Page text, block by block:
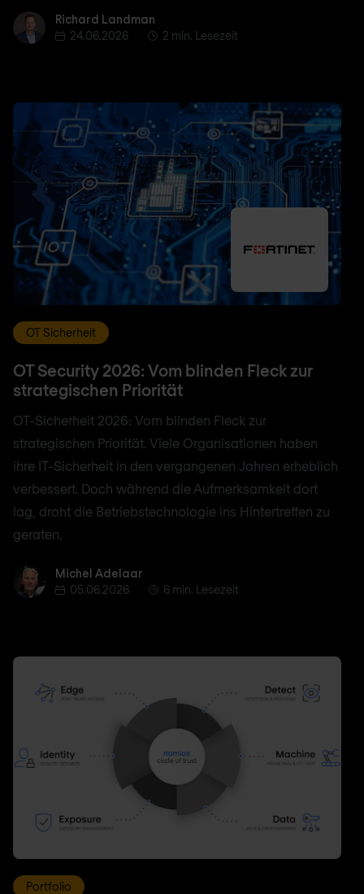
Richard Landman
Richard Landman
24.06.2026
2 min. Lesezeit
OT Sicherheit
OT Security 2026: Vom blinden Fleck zur
strategischen Priorität
OT-Sicherheit 2026: Vom blinden Fleck zur
strategischen Priorität. Viele Organisationen haben
ihre IT-Sicherheit in den vergangenen Jahren erheblich
verbessert. Doch während die Aufmerksamkeit dort
lag, droht die Betriebstechnologie ins Hintertreffen zu
geraten.
Michel Adelaar
Michel Adelaar
05.06.2026
6 min. Lesezeit
Portfolio